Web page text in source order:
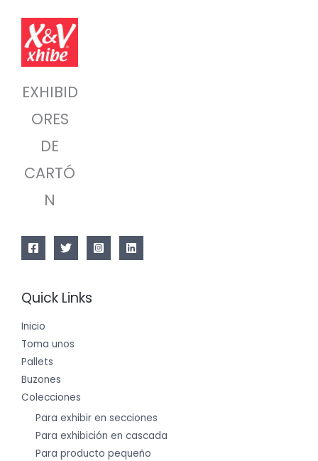
EXHIBID
ORES
DE
CARTÓ
N
Quick Links
Inicio
Toma unos
Pallets
Buzones
Colecciones
Para exhibir en secciones
Para exhibición en cascada
Para producto pequeño